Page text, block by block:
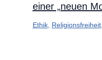
einer „neuen
Ethik, Religionsfreiheit,